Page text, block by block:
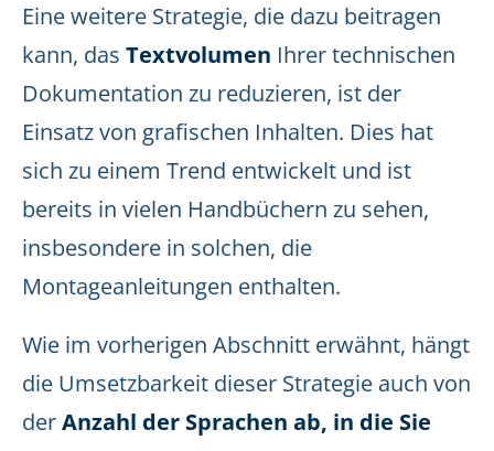
Eine weitere Strategie, die dazu beitragen
kann, das Textvolumen Ihrer technischen
Dokumentation zu reduzieren, ist der
Einsatz von grafischen Inhalten. Dies hat
sich zu einem Trend entwickelt und ist
bereits in vielen Handbüchern zu sehen,
insbesondere in solchen, die
Montageanleitungen enthalten.
Wie im vorherigen Abschnitt erwähnt, hängt
die Umsetzbarkeit dieser Strategie auch von
derAnzahl der Sprachen ab, in die Sie